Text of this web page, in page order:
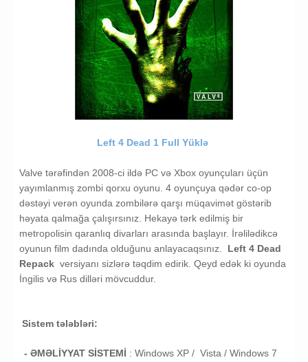
Left 4 Dead 1 Full Yüklə
Valve tərəfindən 2008-ci ildə PC və Xbox oyunçuları üçün
yayımlanmış zombi qorxu oyunu. 4 oyunçuya qədər co-op
dəstəyi verən oyunda zombilərə qarşı müqavimət göstərib
həyata qalmağa çalışırsınız. Hekayə tərk edilmiş bir
metropolisin qaranlıq divarları arasında başlayır. İrəlilədikcə
oyunun film dadında olduğunu anlayacaqsınız.
Left 4 Dead
Repack versiyanı sizlərə təqdim edirik. Qeyd edək ki oyunda
İngilis və Rus dilləri mövcuddur.
Sistem tələbləri:
- ƏMƏLİYYAT SİSTEMİ : Windows XP / Vista / Windows 7